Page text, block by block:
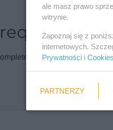
the verification check.
Weryfikacja
Wymagane
ale masz prawo
witrynie.
Zapoznaj się z
internetowych.
Prywatności i Cookies
PARTNERZY